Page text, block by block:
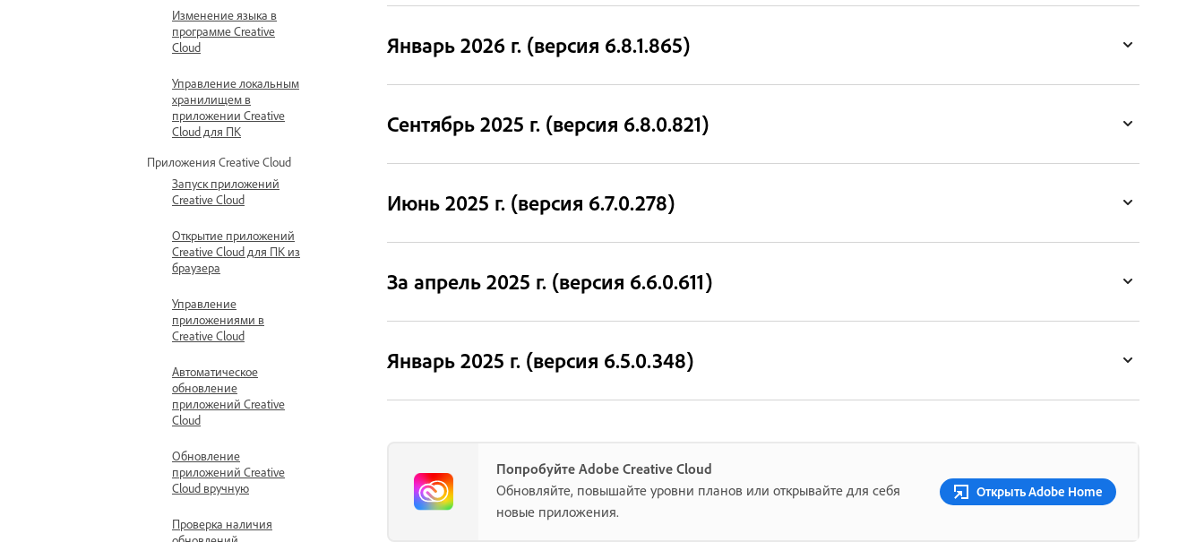
Изменение языка в
программе Creative
Cloud
Управление локальным
хранилищем в
приложении Creative
Cloud для ПК
Приложения Creative Cloud
Запуск приложений
Creative Cloud
Открытие приложений
Creative Cloud для ПК из
браузера
Управление
приложениями в
Creative Cloud
Автоматическое
обновление
приложений Creative
Cloud
Обновление
приложений Creative
Cloud вручную
Проверка наличия
Январь 2026 г. (версия 6.8.1.865)
Сентябрь 2025 г. (версия 6.8.0.821)
Июнь 2025 г. (версия 6.7.0.278)
За апрель 2025 г. (версия 6.6.0.611)
Январь 2025 г. (версия 6.5.0.348)
Попробуйте Adobe Creative Cloud
Обновляйте, повышайте уровни планов или открывайте для себя
новые приложения.
Открыть Adobe Home